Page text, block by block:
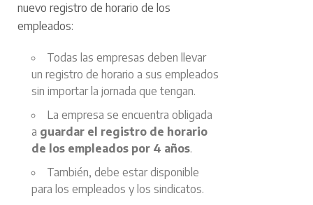
nuevo registro de horario de los
empleados:
Todas las empresas deben llevar
un registro de horario a sus empleados
sin importar la jornada que tengan.
La empresa se encuentra obligada
a guardar el registro de horario
de los empleados por 4 años.
También, debe estar disponible
para los empleados y los sindicatos.